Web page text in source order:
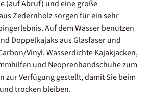
(auf Abruf) und eine große
Zedernholz sorgen für ein sehr
Auf dem Wasser benutzen
Doppelkajaks aus Glasfaser und
Vinyl. Wasserdichte Kajakjacken,
und Neoprenhandschuhe zum
zur Verfügung gestellt, damit Sie beim
trocken bleiben.